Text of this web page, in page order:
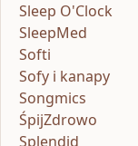
Sleep O'Clock
SleepMed
Softi
Sofy i kanapy
Songmics
ŚpijZdrowo
Splendid